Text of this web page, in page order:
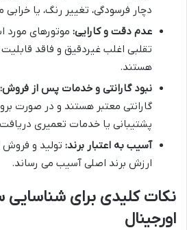
دچار فرسودگی، تغییر رنگ، یا
عدم دقت و کارایی: موتورهای
تقلبی اغلب غیردقیق و فاقد
هستند.
نبود گارانتی و خدمات پس از فروش:
گارانتی معتبر هستند و در صورت
پشتیبانی یا خدمات تعمیری
آسیب به اعتبار برند: تولید و فروش
ارزش برند اصلی آسیب می رساند.
نکات کلیدی برای
اورجینال